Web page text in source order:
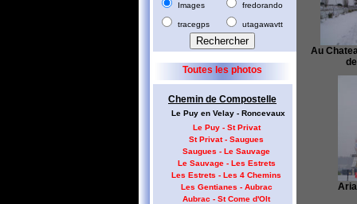
Images fredorando
tracegps utagawavtt
Toutes les photos
Chemin de Compostelle
Le Puy en Velay - Roncevaux
Le Puy - St Privat
St Privat - Saugues
Saugues - Le Sauvage
Le Sauvage - Les Estrets
Les Estrets - Les 4 Chemins
Les Gentianes - Aubrac
Aubrac - St Come d'Olt
Au